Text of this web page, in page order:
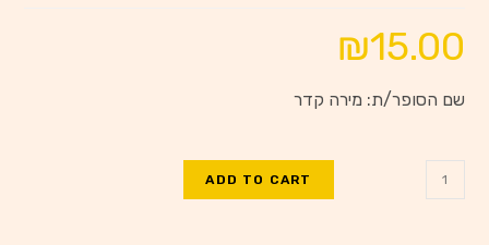
₪15.00
שם הסופר/ת: מירה קדר
ADD TO CART